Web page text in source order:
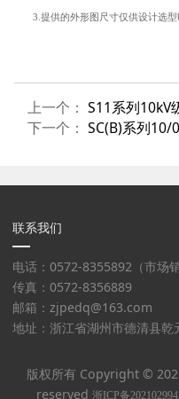
3 提供的外形图尺寸仅供设计选
上一个：S11系列10kV级
下一个：SC(B)系列10/0.4kV级
联系我们
电话：0572-8355892（市场销
传真：0572-8356889
邮箱：zjpedq@163.com
地址：浙江省湖州市德清县
版权所有 Copyright ©
reserved 浙ICP备